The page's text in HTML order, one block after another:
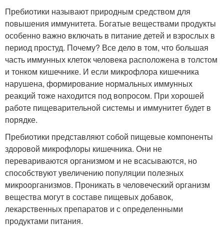
Пребиотики называют природным средством для
повышения иммунитета. Богатые веществами продукты
особенно важно включать в питание детей и взрослых в
период простуд. Почему? Все дело в том, что большая
часть иммунных клеток человека расположена в толстом
и тонком кишечнике. И если микрофлора кишечника
нарушена, формирование нормальных иммунных
реакций тоже находится под вопросом. При хорошей
работе пищеварительной системы и иммунитет будет в
порядке.
Пребиотики представляют собой пищевые компоненты
здоровой микрофлоры кишечника. Они не
перевариваются организмом и не всасываются, но
способствуют увеличению популяции полезных
микроорганизмов. Проникать в человеческий организм
вещества могут в составе пищевых добавок,
лекарственных препаратов и с определенными
продуктами питания.